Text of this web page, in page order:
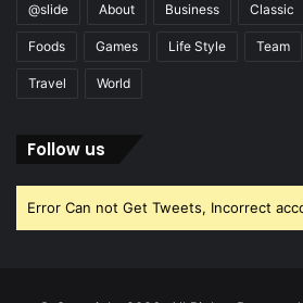
@slide About Business Classic
Foods Games Life Style Team
Travel World
Follow us
Error Can not Get Tweets, Incorrect